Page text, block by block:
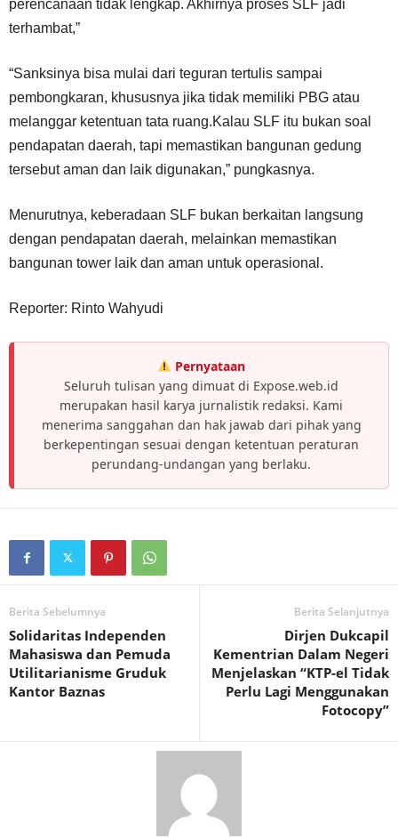
perencanaan tidak lengkap. Akhirnya proses SLF jadi
terhambat,”
“Sanksinya bisa mulai dari teguran tertulis sampai
pembongkaran, khususnya jika tidak memiliki PBG atau
melanggar ketentuan tata ruang.Kalau SLF itu bukan soal
pendapatan daerah, tapi memastikan bangunan gedung
tersebut aman dan laik digunakan,” pungkasnya.
Menurutnya, keberadaan SLF bukan berkaitan langsung
dengan pendapatan daerah, melainkan memastikan
bangunan tower laik dan aman untuk operasional.
Reporter: Rinto Wahyudi
Pernyataan
Seluruh tulisan yang dimuat di Expose.web.id
merupakan hasil karya jurnalistik redaksi. Kami
menerima sanggahan dan hak jawab dari pihak yang
berkepentingan sesuai dengan ketentuan peraturan
perundang-undangan yang berlaku.
Berita Sebelumnya
Solidaritas Independen
Mahasiswa dan Pemuda
Utilitarianisme Gruduk
Kantor Baznas
Berita Selanjutnya
Dirjen Dukcapil
Kementrian Dalam Negeri
Menjelaskan “KTP-el Tidak
Perlu Lagi Menggunakan
Fotocopy”